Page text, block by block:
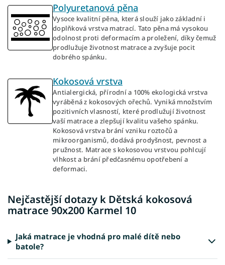
Polyuretanová pěna
Vysoce kvalitní pěna, která slouží jako základní i
doplňková vrstva matrací. Tato pěna má vysokou
odolnost proti deformacím a proležení, díky čemuž
prodlužuje životnost matrace a zvyšuje pocit
dobrého spánku.
Kokosová vrstva
Antialergická, přírodní a 100% ekologická vrstva
vyráběná z kokosových ořechů. Vyniká množstvím
pozitivních vlasností, které prodlužují životnost
vaší matrace a zlepšují kvalitu vašeho spánku.
Kokosová vrstva brání vzniku roztočů a
mikroorganismů, dodává prodyšnost, pevnost a
pružnost. Matrace s kokosovou vrstvou pohlcují
vlhkost a brání předčasnému opotřebení a
deformaci.
Nejčastější dotazy k Dětská kokosová
matrace 90x200 Karmel 10
Jaká matrace je vhodná pro malé dítě nebo
batole?